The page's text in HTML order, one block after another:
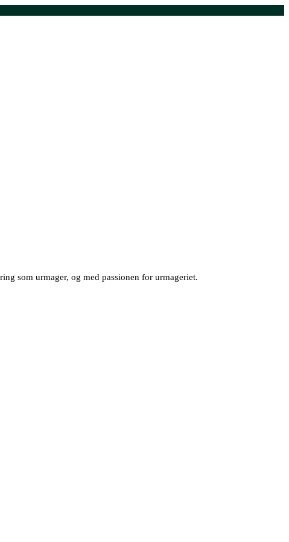
som urmager, og med passionen for urmageriet.